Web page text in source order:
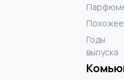
Похожее
Годы
выпуска